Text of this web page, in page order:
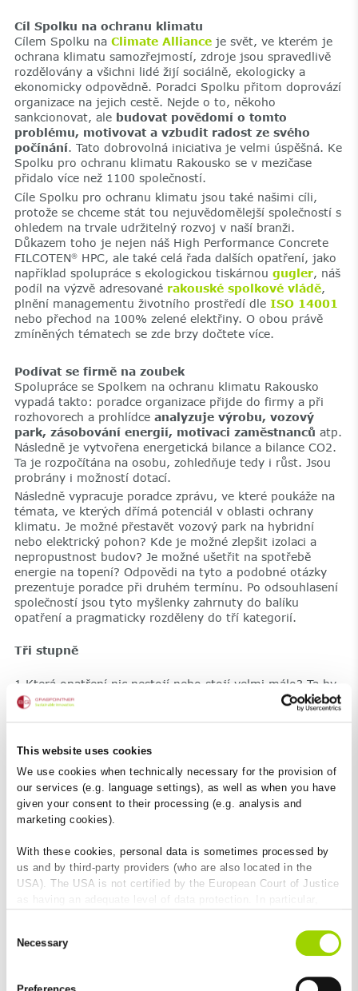
This website uses cookies
We use cookies when technically necessary for the provision of
our services (e.g. language settings), as well as when you have
given your consent to their processing (e.g. analysis and
marketing cookies).
With these cookies, personal data is sometimes processed by
us and by third-party providers (who are also located in the
USA). The USA is not certified by the European Court of Justice
as having an adequate level of data protection. In particular,
authorities for control and monitoring purposes and that no
effective legal remedies are available against this. By clicking
and by third-party providers (also in the USA). Except for the
Selection
Necessary
Cíl Spolku na ochranu klimatu
Cílem Spolku na Climate Allianceje svět, ve kterém je
ochrana klimatu samozřejmostí, zdroje jsou spravedlivě
rozdělovány a všichni lidé žijí sociálně, ekologicky a
ekonomicky odpovědně. Poradci Spolku přitom doprovází
organizace na jejich cestě. Nejde o to, někoho
sankcionovat, ale budovat povědomí o tomto
problému, motivovat a vzbudit radost ze svého
počínání. Tato dobrovolná iniciativa je velmi úspěšná. Ke
Spolku pro ochranu klimatu Rakousko se v mezičase
přidalo více než 1100 společností.
Cíle Spolku pro ochranu klimatu jsou také našimi cíli,
protože se chceme stát tou nejuvědomělejší společností s
ohledem na trvale udržitelný rozvoj v naší branži.
Důkazem toho je nejen náš High Performance Concrete
FILCOTEN®HPC, ale také celá řada dalších opatření, jako
například spolupráce s ekologickou tiskárnou gugler, náš
podíl na výzvě adresované rakouské spolkové vládě,
plnění managementu životního prostředí dle ISO 14001
nebo přechod na 100% zelené elektřiny. O obou právě
zmíněných tématech se zde brzy dočtete více.
Podívat se firmě na zoubek
Spolupráce se Spolkem na ochranu klimatu Rakousko
vypadá takto: poradce organizace přijde do firmy a při
rozhovorech a prohlídce analyzuje výrobu, vozový
park, zásobování energií, motivaci zaměstnanců atp.
Následně je vytvořena energetická bilance a bilance CO2.
Ta je rozpočítána na osobu, zohledňuje tedy i růst. Jsou
probrány i možností dotací.
Následně vypracuje poradce zprávu, ve které poukáže na
témata, ve kterých dřímá potenciál v oblasti ochrany
klimatu. Je možné přestavět vozový park na hybridní
nebo elektrický pohon? Kde je možné zlepšit izolaci a
nepropustnost budov? Je možné ušetřit na spotřebě
energie na topení? Odpovědi na tyto a podobné otázky
prezentuje poradce při druhém termínu. Po odsouhlasení
společností jsou tyto myšlenky zahrnuty do balíku
opatření a pragmaticky rozděleny do tří kategorií.
Tři stupně
1.Která opatření nic nestojí nebo stojí velmi málo? Ta by
měla být začleněna nejdřív. K překvapení většiny je právě
zde velké množství efektivních možností dosažitelných jen
Georg Spiekermann (Spolek pro ochranu klimatu
Rakousko):
Nejprve vytvoříme povědomí o problému a